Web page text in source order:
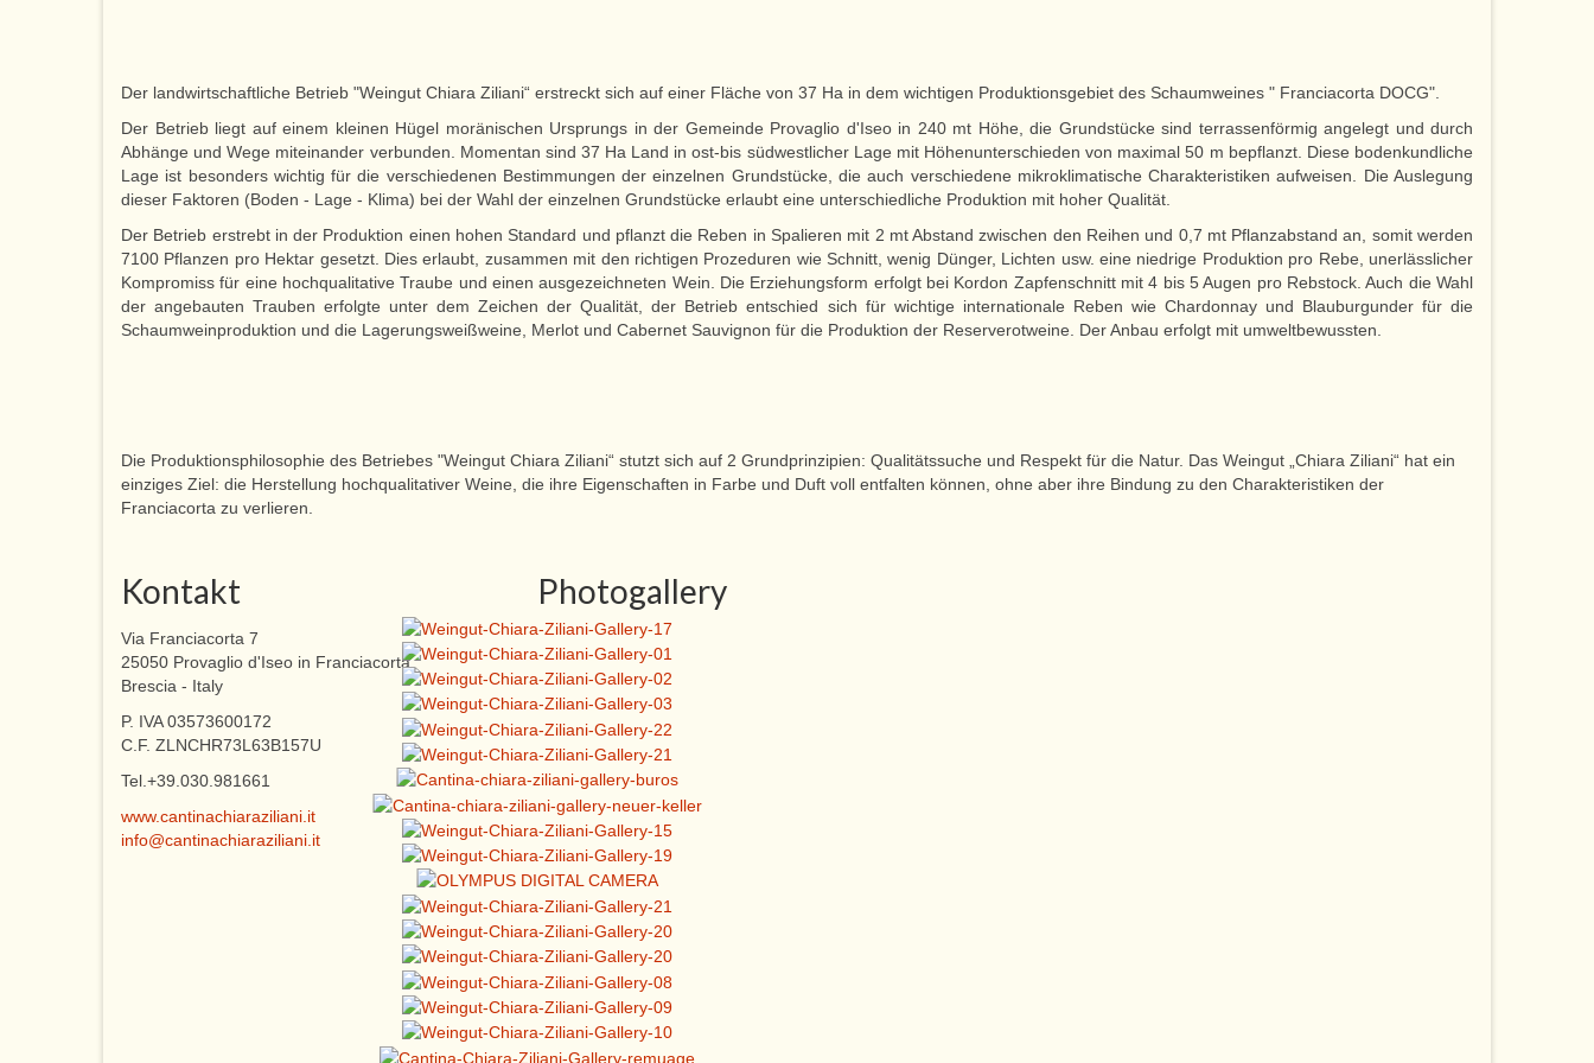
Der landwirtschaftliche Betrieb "Weingut Chiara Ziliani“ erstreckt sich auf einer Fläche von 37 Ha in dem wichtigen Produktionsgebiet des Schaumweines " Franciacorta DOCG".
Der Betrieb liegt auf einem kleinen Hügel moränischen Ursprungs in der Gemeinde Provaglio d'Iseo in 240 mt Höhe, die Grundstücke sind terrassenförmig angelegt und durch
Abhänge und Wege miteinander verbunden. Momentan sind 37 Ha Land in ost-bis südwestlicher Lage mit Höhenunterschieden von maximal 50 m bepflanzt. Diese bodenkundliche
Lage ist besonders wichtig für die verschiedenen Bestimmungen der einzelnen Grundstücke, die auch verschiedene mikroklimatische Charakteristiken aufweisen. Die Auslegung
dieser Faktoren (Boden - Lage - Klima) bei der Wahl der einzelnen Grundstücke erlaubt eine unterschiedliche Produktion mit hoher Qualität.
Der Betrieb erstrebt in der Produktion einen hohen Standard und pflanzt die Reben in Spalieren mit 2 mt Abstand zwischen den Reihen und 0,7 mt Pflanzabstand an, somit werden
7100 Pflanzen pro Hektar gesetzt. Dies erlaubt, zusammen mit den richtigen Prozeduren wie Schnitt, wenig Dünger, Lichten usw. eine niedrige Produktion pro Rebe, unerlässlicher
Kompromiss für eine hochqualitative Traube und einen ausgezeichneten Wein. Die Erziehungsform erfolgt bei Kordon Zapfenschnitt mit 4 bis 5 Augen pro Rebstock. Auch die Wahl
der angebauten Trauben erfolgte unter dem Zeichen der Qualität, der Betrieb entschied sich für wichtige internationale Reben wie Chardonnay und Blauburgunder für die
Schaumweinproduktion und die Lagerungsweißweine, Merlot und Cabernet Sauvignon für die Produktion der Reserverotweine. Der Anbau erfolgt mit umweltbewussten.
Die Produktionsphilosophie des Betriebes "Weingut Chiara Ziliani“ stutzt sich auf 2 Grundprinzipien: Qualitätssuche und Respekt für die Natur. Das Weingut „Chiara Ziliani“ hat ein
einziges Ziel: die Herstellung hochqualitativer Weine, die ihre Eigenschaften in Farbe und Duft voll entfalten können, ohne aber ihre Bindung zu den Charakteristiken der
Franciacorta zu verlieren.
Kontakt
Via Franciacorta 7
25050 Provaglio d'Iseo in Franciacorta
Brescia - Italy
P. IVA 03573600172
C.F. ZLNCHR73L63B157U
Tel.+39.030.981661
www.cantinachiaraziliani.it
info@cantinachiaraziliani.it
Photogallery